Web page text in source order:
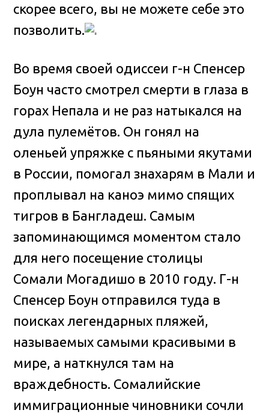
скорее всего, вы не можете себе это
позволить.
Во время своей одиссеи г-н Спенсер
Боун часто смотрел смерти в глаза в
горах Непала и не раз натыкался на
дула пулемётов. Он гонял на
оленьей упряжке с пьяными якутами
в России, помогал знахарям в Мали и
проплывал на каноэ мимо спящих
тигров в Бангладеш. Самым
запоминающимся моментом стало
для него посещение столицы
Сомали Могадишо в 2010 году. Г-н
Спенсер Боун отправился туда в
поисках легендарных пляжей,
называемых самыми красивыми в
мире, а наткнулся там на
враждебность. Сомалийские
иммиграционные чиновники сочли